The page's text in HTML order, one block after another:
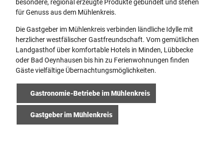
besondere, regional erzeugte Produkte gebündelt und stehen
für Genuss aus dem Mühlenkreis.
Die Gastgeber im Mühlenkreis verbinden ländliche Idylle mit
herzlicher westfälischer Gastfreundschaft. Vom gemütlichen
Landgasthof über komfortable Hotels in Minden, Lübbecke
oder Bad Oeynhausen bis hin zu Ferienwohnungen finden
Gäste vielfältige Übernachtungsmöglichkeiten.
Gastronomie-Betriebe im Mühlenkreis
Gastgeber im Mühlenkreis